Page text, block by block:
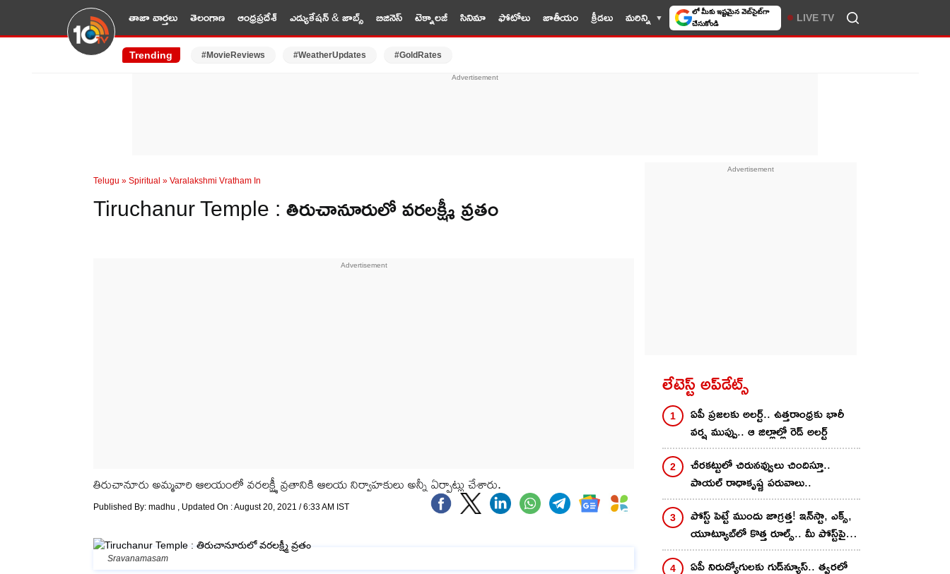
తాజా వార్తలు తెలంగాణ ఆంధ్రప్రదేశ్ ఎడ్యుకేషన్ & జాబ్స్ బిజినెస్ టెక్నాలజీ సినిమా ఫోటోలు జాతీయం క్రీడలు మరిన్ని
లో మీకు ఇష్టమైన వెబ్‌సైట్‌గా
చేసుకోండి
LIVE TV
Trending #MovieReviews #WeatherUpdates #GoldRates
Telugu » Spiritual » Varalakshmi Vratham In
Tiruchanur Temple : తిరుచానూరులో వరలక్ష్మీ వ్రతం
తిరుచానూరు అమ్మవారి ఆలయంలో వరలక్ష్మీ వ్రతానికి ఆలయ నిర్వాహకులు అన్నీ ఏర్పాట్లు చేశారు.
Published By: madhu , Updated On : August 20, 2021 / 6:33 AM IST
Sravanamasam
లేటెస్ట్ అప్‌డేట్స్
ఏపీ ప్రజలకు అలర్ట్.. ఉత్తరాంధ్రకు భారీ
వర్ష ముప్పు.. ఆ జిల్లాల్లో రెడ్ అలర్ట్
చీరకట్టులో చిరునవ్వులు చిందిస్తూ..
పాయల్ రాధాకృష్ణ పరువాలు..
పోస్ట్ పెట్టే ముందు జాగ్రత్త! ఇన్‌స్టా, ఎక్స్,
యూట్యూబ్‌లో కొత్త రూల్స్.. మీ పోస్ట్‌పై 2
గంటల్లోనే యాక్షన్?
ఏపీ నిరుద్యోగులకు గుడ్‌న్యూస్.. త్వరలో